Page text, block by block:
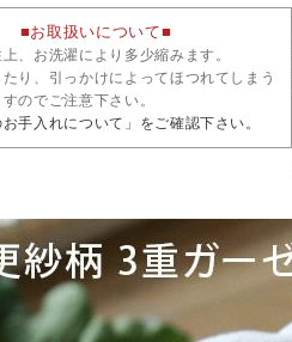
■お取扱いについて■
、お洗濯により多少縮みます。
り、引っかけによってほつれてしまう
のでご注意下さい。
手入れについて」をご確認下さい。